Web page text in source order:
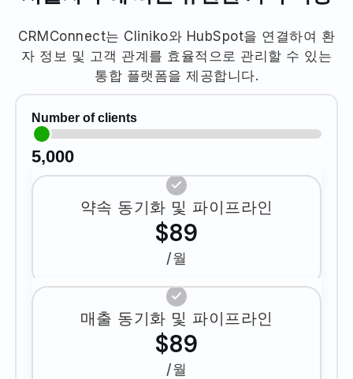
CRMConnect는 Cliniko와 HubSpot을 연결하여 환
자 정보 및 고객 관계를 효율적으로 관리할 수 있는
통합 플랫폼을 제공합니다.
Number of clients
5,000
약속 동기화 및 파이프라인
$89
/월
매출 동기화 및 파이프라인
$89
/월